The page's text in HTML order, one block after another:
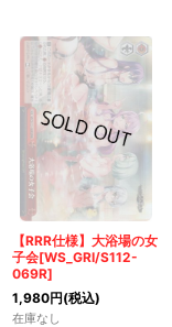
【RRR仕様】大浴場の女
子会[WS_GRI/S112-
069R]
1,980円(税込)
在庫なし